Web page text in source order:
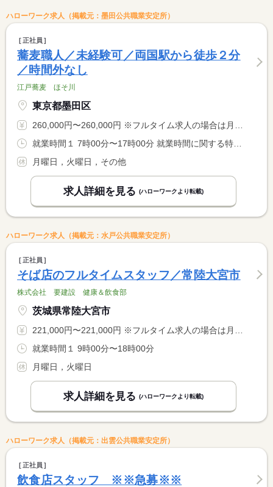
ハローワーク求人（掲載元：墨田公共職業安定所）
正社員
蕎麦職人／未経験可／両国駅から徒歩２分
／時間外なし
江戸蕎麦 ほそ川
東京都墨田区
260,000円〜260,000円 ※フルタイム求人の場合は月額（換算額）、パート求人の場合は時間額を表示しています。
月曜日，火曜日，その他
求人詳細を見る (ハローワークより転載)
ハローワーク求人（掲載元：水戸公共職業安定所）
正社員
そば店のフルタイムスタッフ／常陸大宮市
株式会社 要建設 健康＆飲食部
茨城県常陸大宮市
221,000円〜221,000円 ※フルタイム求人の場合は月額（換算額）、パート求人の場合は時間額を表示しています。
就業時間１ 9時00分〜18時00分
月曜日，火曜日
求人詳細を見る (ハローワークより転載)
ハローワーク求人（掲載元：出雲公共職業安定所）
正社員
飲食店スタッフ ※※急募※※